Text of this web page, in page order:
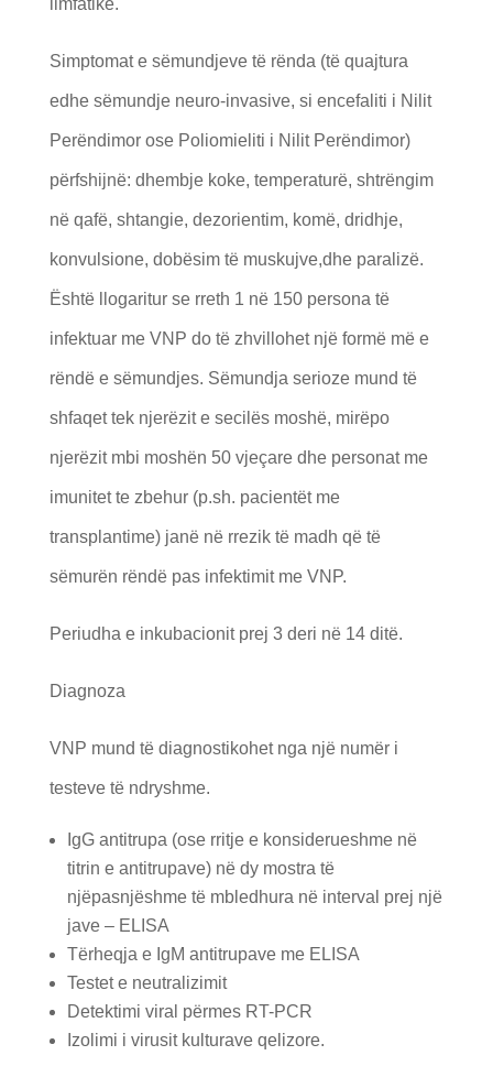
Simptomat e sëmundjeve të rënda (të quajtura
edhe sëmundje neuro-invasive, si encefaliti i Nilit
Perëndimor ose Poliomieliti i Nilit Perëndimor)
përfshijnë: dhembje koke, temperaturë, shtrëngim
në qafë, shtangie, dezorientim, komë, dridhje,
konvulsione, dobësim të muskujve,dhe paralizë.
Është llogaritur se rreth 1 në 150 persona të
infektuar me VNP do të zhvillohet një formë më e
rëndë e sëmundjes. Sëmundja serioze mund të
shfaqet tek njerëzit e secilës moshë, mirëpo
njerëzit mbi moshën 50 vjeçare dhe personat me
imunitet te zbehur (p.sh. pacientët me
transplantime) janë në rrezik të madh që të
sëmurën rëndë pas infektimit me VNP.
Periudha e inkubacionit prej 3 deri në 14 ditë.
Diagnoza
VNP mund të diagnostikohet nga një numër i
testeve të ndryshme.
IgG antitrupa (ose rritje e konsiderueshme në
titrin e antitrupave) në dy mostra të
njëpasnjëshme të mbledhura në interval prej një
jave – ELISA
Tërheqja e IgM antitrupave me ELISA
Testet e neutralizimit
Detektimi viral përmes RT-PCR
Izolimi i virusit kulturave qelizore.